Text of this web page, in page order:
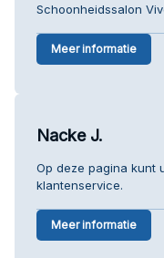
Schoonheidssalon
Meer informatie
Nacke J.
Op deze pagina kunt
klantenservice.
Meer informatie